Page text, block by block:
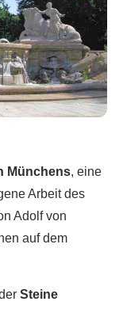
Münchens, eine
Arbeit des
Adolf von
auf dem
Steine